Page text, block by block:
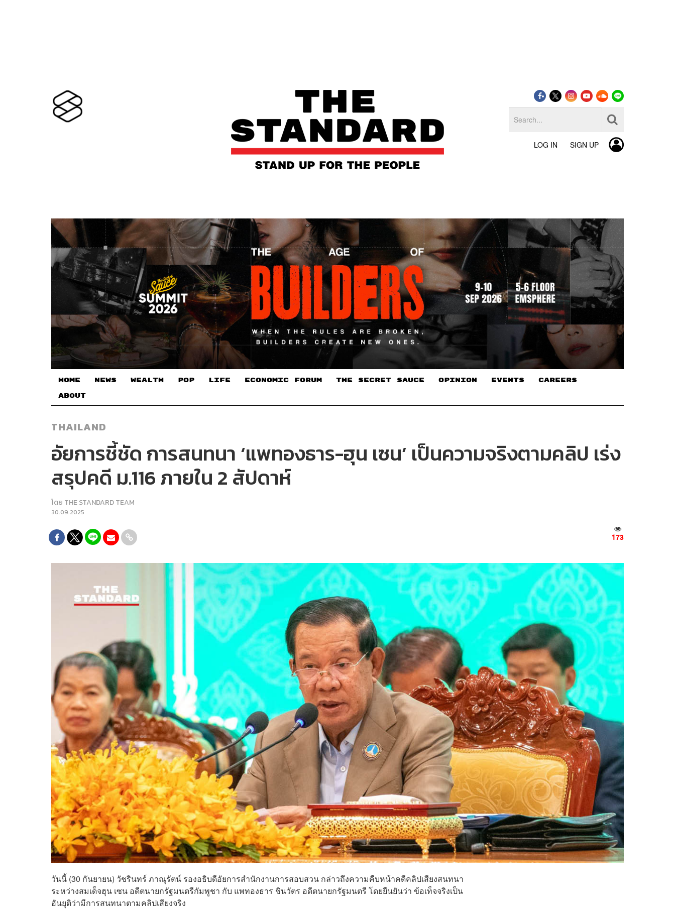
LOG IN SIGN UP
HOME NEWS WEALTH POP LIFE ECONOMIC FORUM THE SECRET SAUCE​ OPINION EVENTS CAREERS
ABOUT
THAILAND
อัยการชี้ชัด การสนทนา ‘แพทองธาร-ฮุน เซน’ เป็นความจริงตามคลิป เร่ง
สรุปคดี ม.116 ภายใน 2 สัปดาห์
โดย THE STANDARD TEAM
30.09.2025
173
วันนี้ (30 กันยายน) วัชรินทร์ ภาณุรัตน์ รองอธิบดีอัยการสำนักงานการสอบสวน กล่าวถึงความคืบหน้าคดีคลิปเสียงสนทนา
ระหว่างสมเด็จฮุน เซน อดีตนายกรัฐมนตรีกัมพูชา กับ แพทองธาร ชินวัตร อดีตนายกรัฐมนตรี โดยยืนยันว่า ข้อเท็จจริงเป็น
อันยุติว่ามีการสนทนาตามคลิปเสียงจริง